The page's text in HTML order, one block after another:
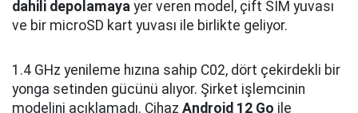
dahili depolamaya yer veren model, çift SIM yuvası
ve bir microSD kart yuvası ile birlikte geliyor.
1.4 GHz yenileme hızına sahip C02, dört çekirdekli bir
yonga setinden gücünü alıyor. Şirket işlemcinin
modelini açıklamadı. Cihaz Android 12 Go ile